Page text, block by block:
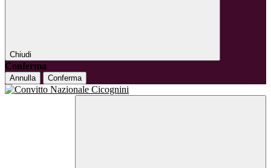
Chiudi
Conferma
Annulla Conferma